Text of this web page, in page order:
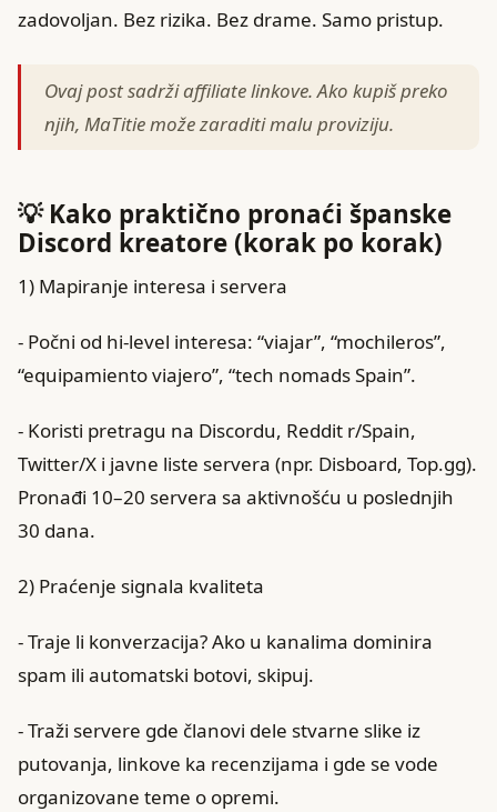
zadovoljan. Bez rizika. Bez drame. Samo pristup.
Ovaj post sadrži affiliate linkove. Ako kupiš preko
njih, MaTitie može zaraditi malu proviziju.
💡 Kako praktično pronaći španske
Discord kreatore (korak po korak)
1) Mapiranje interesa i servera
- Počni od hi‑level interesa: “viajar”, “mochileros”,
“equipamiento viajero”, “tech nomads Spain”.
- Koristi pretragu na Discordu, Reddit r/Spain,
Twitter/X i javne liste servera (npr. Disboard, Top.gg).
Pronađi 10–20 servera sa aktivnošću u poslednjih
30 dana.
2) Praćenje signala kvaliteta
- Traje li konverzacija? Ako u kanalima dominira
spam ili automatski botovi, skipuj.
- Traži servere gde članovi dele stvarne slike iz
putovanja, linkove ka recenzijama i gde se vode
organizovane teme o opremi.